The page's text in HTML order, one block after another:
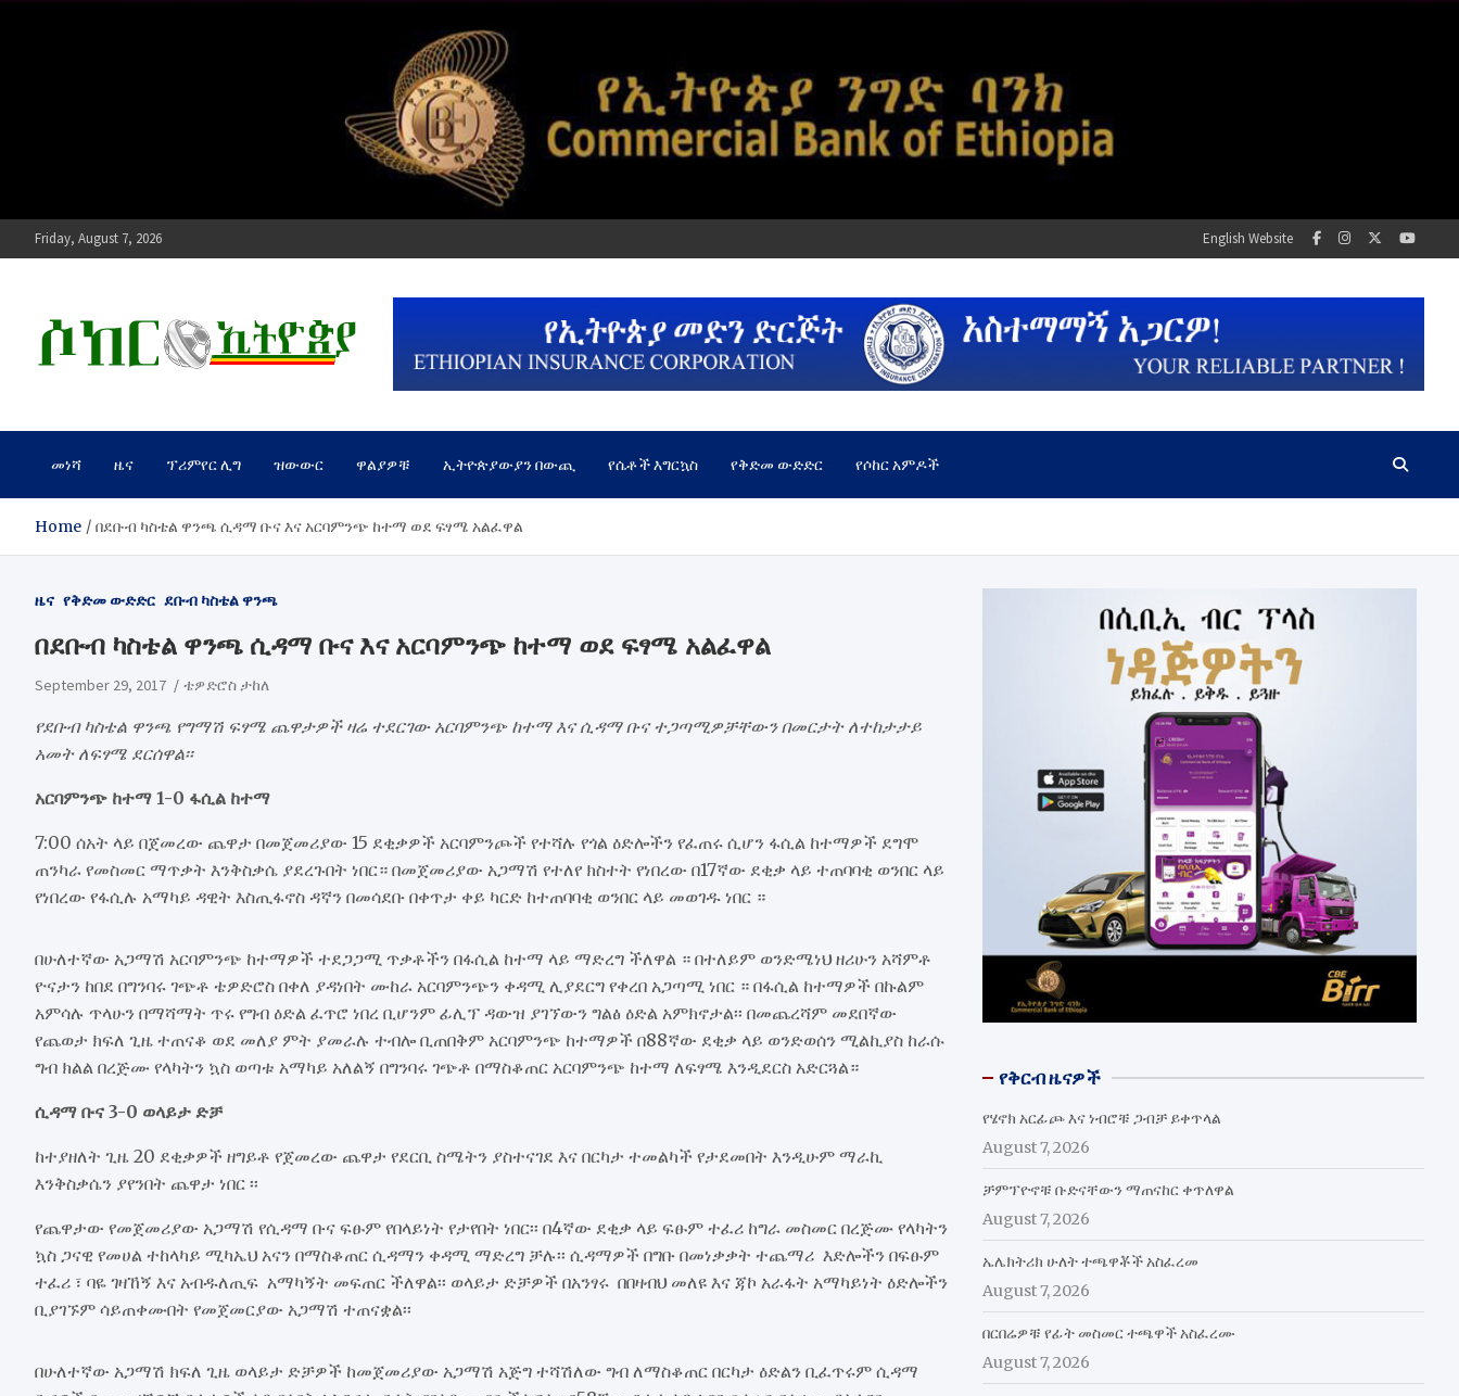
Friday, August 7, 2026 English Website
ሶከር ኢትዮጵያ
መነሻ ዜና ፕሪምየር ሊግ ዝውውር ዋልያዎቹ ኢትዮጵያውያን በውጪ የሴቶች እግርኳስ የቅድመ ውድድር የሶከር አምዶች
Home ​በደቡብ ካስቴል ዋንጫ ሲዳማ ቡና እና አርባምንጭ ከተማ ወደ ፍፃሜ አልፈዋል
ዜና የቅድመ ውድድር ደቡብ ካስቴል ዋንጫ
​በደቡብ ካስቴል ዋንጫ ሲዳማ ቡና እና አርባምንጭ ከተማ ወደ ፍፃሜ አልፈዋል
September 29, 2017 ቴዎድሮስ ታከለ
የደቡብ ካስቴል ዋንጫ የግማሽ ፍፃሜ ጨዋታዎች ዛሬ ተደርገው አርባምንጭ ከተማ እና ሲዳማ ቡና ተጋጣሚዎቻቸውን በመርታት ለተከታታይ
አመት ለፍፃሜ ደርሰዋል፡፡
አርባምንጭ ከተማ 1-0 ፋሲል ከተማ
7:00 ሰአት ላይ በጀመረው ጨዋታ በመጀመሪያው 15 ደቂቃዎች አርባምንጮች የተሻሉ የጎል ዕድሎችን የፈጠሩ ሲሆን ፋሲል ከተማዎች ደግሞ
ጠንካራ የመስመር ማጥቃት እንቅስቃሴ ያደረጉበት ነበር። በመጀመሪያው አጋማሽ የተለየ ክስተት የነበረው በ17ኛው ደቂቃ ላይ ተጠባባቂ ወንበር ላይ
የነበረው የፋሲሉ አማካይ ዳዊት እስጢፋኖስ ዳኛን በመሳደቡ በቀጥታ ቀይ ካርድ ከተጠባባቂ ወንበር ላይ መወገዱ ነበር ።
በሁለተኛው አጋማሽ አርባምንጭ ከተማዎች ተደጋጋሚ ጥቃቶችን በፋሲል ከተማ ላይ ማድረግ ችለዋል ። በተለይም ወንድሜነህ ዘሪሁን አሻምቶ
ዮናታን ከበደ በግንባሩ ገጭቶ ቴዎድሮስ በቀለ ያዳነበት ሙከራ አርባምንጭን ቀዳሚ ሊያደርግ የቀረበ አጋጣሚ ነበር ። በፋሲል ከተማዎች በኩልም
አምሳሉ ጥላሁን በማሻማት ጥሩ የግብ ዕድል ፈጥሮ ነበረ ቢሆንም ፊሊፕ ዳውዝ ያገኘውን ግልፅ ዕድል አምክኖታል፡፡ በመጨረሻም መደበኛው
የጨወታ ክፍለ ጊዜ ተጠናቆ ወደ መለያ ምት ያመራሉ ተብሎ ቢጠበቅም አርባምንጭ ከተማዎች በ88ኛው ደቂቃ ላይ ወንድወሰን ሚልኪያስ ከራሱ
ግብ ክልል በረጅሙ የላካትን ኳስ ወጣቱ አማካይ አለልኝ በግንባሩ ገጭቶ በማስቆጠር አርባምንጭ ከተማ ለፍፃሜ እንዲደርስ አድርጓል።
ሲዳማ ቡና 3-0 ወላይታ ድቻ
ከተያዘለት ጊዜ 20 ደቂቃዎች ዘግይቶ የጀመረው ጨዋታ የደርቢ ስሜትን ያስተናገደ እና በርካታ ተመልካች የታደመበት እንዲሁም ማራኪ
እንቅስቃሴን ያየንበት ጨዋታ ነበር ፡፡
የጨዋታው የመጀመሪያው አጋማሽ የሲዳማ ቡና ፍፁም የበላይነት የታየበት ነበር፡፡ በ4ኛው ደቂቃ ላይ ፍፁም ተፈሪ ከግራ መስመር በረጅሙ የላካትን
ኳስ ጋናዊ የመሀል ተከላካይ ሚካኤህ አናን በማስቆጠር ሲዳማን ቀዳሚ ማድረግ ቻሉ፡፡ ሲዳማዎች በግቡ በመነቃቃት ተጨማሪ እድሎችን በፍፁም
ተፈሪ ፣ ባዬ ገዛኸኝ እና አብዱለጢፍ አማካኝት መፍጠር ችለዋል፡፡ ወላይታ ድቻዎች በአንፃሩ በበዛብህ መለዩ እና ጃኮ አራፋት አማካይነት ዕድሎችን
ቢያገኙም ሳይጠቀሙበት የመጀመርያው አጋማሽ ተጠናቋል፡፡
በሁለተኛው አጋማሽ ክፍለ ጊዜ ወላይታ ድቻዎች ከመጀመሪያው አጋማሽ አጅግ ተሻሽለው ግብ ለማስቆጠር በርካታ ዕድልን ቢፈጥሩም ሲዳማ
የቅርብ ዜናዎች
የሄኖክ አርፊጮ እና ነብሮቹ ጋብቻ ይቀጥላል
August 7, 2026
ቻምፕዮኖቹ ቡድናቸውን ማጠናከር ቀጥለዋል
August 7, 2026
ኤሌክትሪክ ሁለት ተጫዋቾች አስፈረመ
August 7, 2026
በርበሬዎቹ የፊት መስመር ተጫዋች አስፈረሙ
August 7, 2026